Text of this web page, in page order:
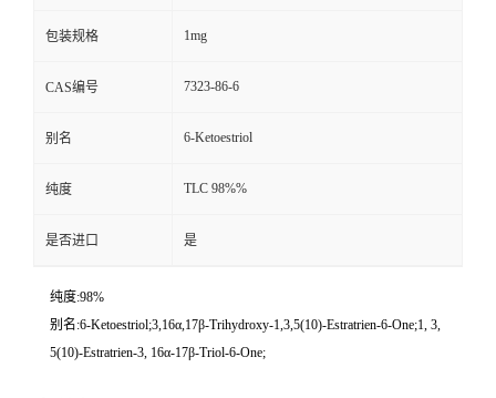
包装规格 1mg
CAS编号 7323-86-6
别名 6-Ketoestriol
纯度 TLC 98%%
是否进口 是
纯度:98%
别名:6-Ketoestriol;3,16α,17β-Trihydroxy-1,3,5(10)-Estratrien-6-One;1, 3,
5(10)-Estratrien-3, 16α-17β-Triol-6-One;